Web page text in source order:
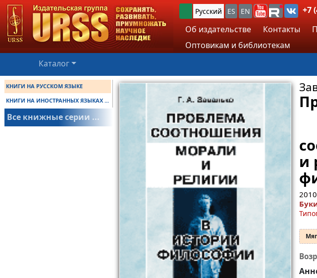
Русский ES EN
+7
Об издательстве
Контакты
Оптовикам и библиотекам
Каталог
КНИГИ НА РУССКОМ ЯЗЫКЕ
КНИГИ НА ИНОСТРАННЫХ ЯЗЫКАХ ...
Все книжные серии ...
и